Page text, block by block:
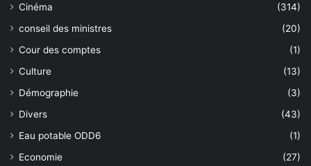
Cinéma
(314)
conseil des ministres
(20)
Cour des comptes
(1)
Culture
(13)
Démographie
(3)
Divers
(43)
Eau potable ODD6
(1)
Economie
(27)